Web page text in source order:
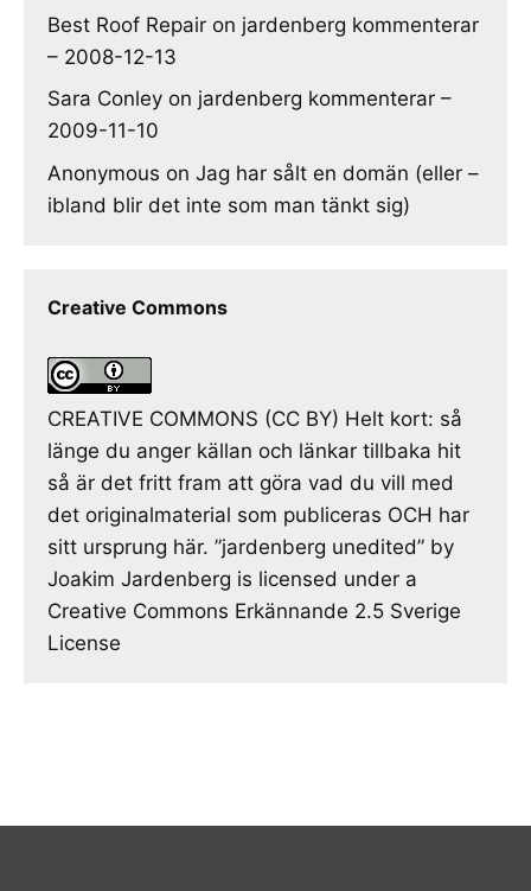
Best Roof Repair on jardenberg kommenterar
– 2008-12-13
Sara Conley on jardenberg kommenterar –
2009-11-10
Anonymous on Jag har sålt en domän (eller –
ibland blir det inte som man tänkt sig)
Creative Commons
CREATIVE COMMONS (CC BY) Helt kort: så
länge du anger källan och länkar tillbaka hit
så är det fritt fram att göra vad du vill med
det originalmaterial som publiceras OCH har
sitt ursprung här. ”jardenberg unedited” by
Joakim Jardenberg is licensed under a
Creative Commons Erkännande 2.5 Sverige
License